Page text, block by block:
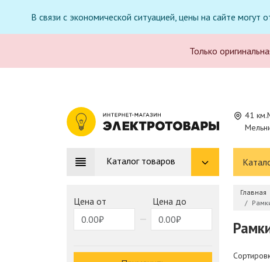
В связи с экономической ситуацией, цены на сайте
Только
41
Каталог товаров
Цена от Цена до
Главная